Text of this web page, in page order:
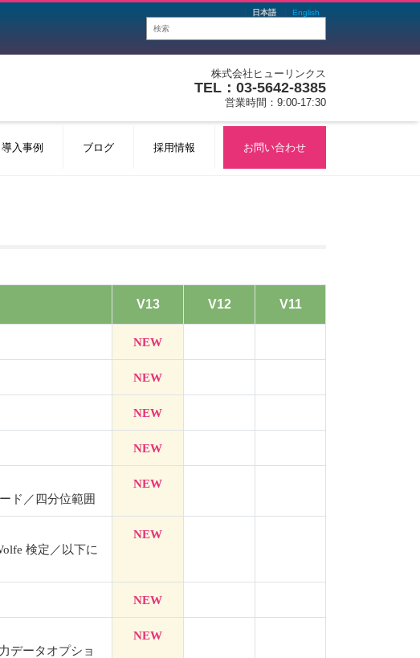
日本語 English
株式会社ヒューリンクス
TEL：03-5642-8385
営業時間：9:00-17:30
導入事例 ブログ 採用情報 お問い合わせ
V13 V12 V11
NEW
NEW
NEW
NEW
ド／四分位範囲
NEW
検定／以下に
NEW
NEW
データオプショ
NEW